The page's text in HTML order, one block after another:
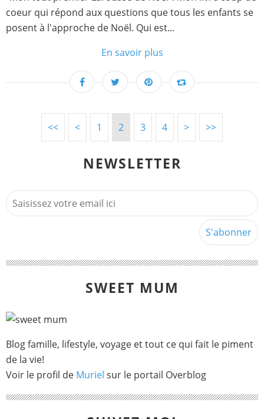
coeur qui répond aux questions que tous les enfants se
posent à l'approche de Noël. Qui est...
En savoir plus
<< < 1 2 3 4 > >>
NEWSLETTER
SWEET MUM
Blog famille, lifestyle, voyage et tout ce qui fait le piment
de la vie!
Voir le profil de Muriel sur le portail Overblog